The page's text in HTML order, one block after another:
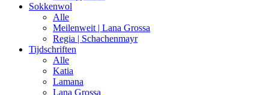
Sokkenwol
Alle
Meilenweit | Lana Grossa
Regia | Schachenmayr
Tijdschriften
Alle
Katia
Lamana
Lana Grossa